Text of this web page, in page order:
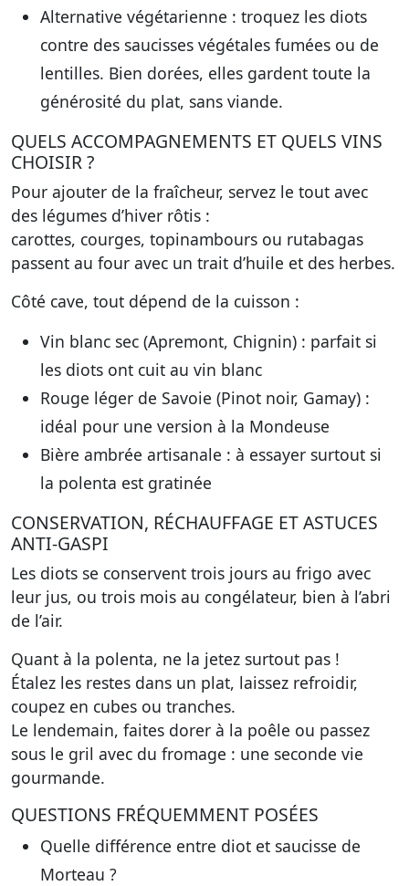
Alternative végétarienne : troquez les diots
contre des saucisses végétales fumées ou de
lentilles. Bien dorées, elles gardent toute la
générosité du plat, sans viande.
QUELS ACCOMPAGNEMENTS ET QUELS VINS
CHOISIR ?
Pour ajouter de la fraîcheur, servez le tout avec
des légumes d’hiver rôtis :
carottes, courges, topinambours ou rutabagas
passent au four avec un trait d’huile et des herbes.
Côté cave, tout dépend de la cuisson :
Vin blanc sec (Apremont, Chignin) : parfait si
les diots ont cuit au vin blanc
Rouge léger de Savoie (Pinot noir, Gamay) :
idéal pour une version à la Mondeuse
Bière ambrée artisanale : à essayer surtout si
la polenta est gratinée
CONSERVATION, RÉCHAUFFAGE ET ASTUCES
ANTI-GASPI
Les diots se conservent trois jours au frigo avec
leur jus, ou trois mois au congélateur, bien à l’abri
de l’air.
Quant à la polenta, ne la jetez surtout pas !
Étalez les restes dans un plat, laissez refroidir,
coupez en cubes ou tranches.
Le lendemain, faites dorer à la poêle ou passez
sous le gril avec du fromage : une seconde vie
gourmande.
QUESTIONS FRÉQUEMMENT POSÉES
Quelle différence entre diot et saucisse de
Morteau ?